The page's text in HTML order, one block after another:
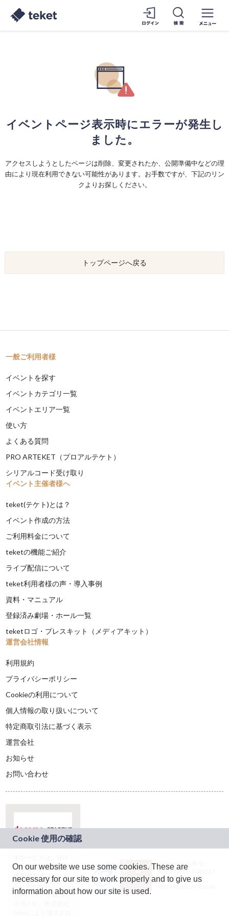
イベントページ表示時にエラーが発生し
ました。
アクセスしようとしたページは削除、変更されたか、公開準備中などの理
由により現在利用できない可能性があります。お手数ですが、下記のリン
クよりお探しください。
トップページへ戻る
一般ご利用者様
イベントを探す
イベントカテゴリ一覧
イベントエリア一覧
使い方
よくある質問
PRO ARTEKET（プロアルテケト）
シリアルコード受け取り
イベント主催者様へ
teket(テケト)とは？
イベント作成の方法
ご利用料金について
teketの機能ご紹介
ライブ配信について
teket利用者様の声・導入事例
資料・マニュアル
登録済み劇場・ホール一覧
teketロゴ・プレスキット（メディアキット）
運営会社情報
利用規約
プライバシーポリシー
Cookieの利用について
個人情報の取り扱いについて
特定商取引法に基づく表示
運営会社
お知らせ
お問い合わせ
ドコモグループの新
規事業創出プログラ
ム「docomo
STARTUP」を通じて
JASRAC許諾番号：
9024936001Y45037
JASRAC許諾番号：
On our website we use some cookies. These are
necessary for our site to work properly and to give us
information about how our site is used.